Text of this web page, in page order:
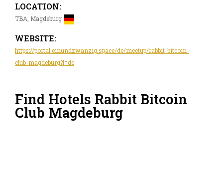
LOCATION:
TBA, Magdeburg
WEBSITE:
https://portal.einundzwanzig.space/de/meetup/rabbit-bitcoin-
club-magdeburg?l=de
Find Hotels Rabbit Bitcoin
Club Magdeburg